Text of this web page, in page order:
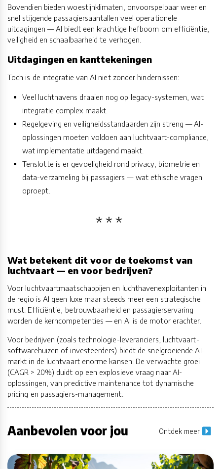
Bovendien bieden woestijnklimaten, onvoorspelbaar weer en
snel stijgende passagiersaantallen veel operationele
uitdagingen — AI biedt een krachtige hefboom om efficiëntie,
veiligheid en schaalbaarheid te verhogen.
Uitdagingen en kanttekeningen
Toch is de integratie van AI niet zonder hindernissen:
Veel luchthavens draaien nog op legacy-systemen, wat
integratie complex maakt.
Regelgeving en veiligheidsstandaarden zijn streng — AI-
oplossingen moeten voldoen aan luchtvaart-compliance,
wat implementatie uitdagend maakt.
Tenslotte is er gevoeligheid rond privacy, biometrie en
data-verzameling bij passagiers — wat ethische vragen
oproept.
Wat betekent dit voor de toekomst van
luchtvaart — en voor bedrijven?
Voor luchtvaartmaatschappijen en luchthavenexploitanten in
de regio is AI geen luxe maar steeds meer een strategische
must. Efficiëntie, betrouwbaarheid en passagierservaring
worden de kerncompetenties — en AI is de motor erachter.
Voor bedrijven (zoals technologie-leveranciers, luchtvaart-
softwarehuizen of investeerders) biedt de snelgroeiende AI-
markt in de luchtvaart enorme kansen. De verwachte groei
(CAGR > 20%) duidt op een explosieve vraag naar AI-
oplossingen, van predictive maintenance tot dynamische
pricing en passagiers-management.
Aanbevolen voor jou Ontdek meer